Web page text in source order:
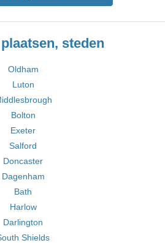
steden
Oldham
Luton
Bolton
Exeter
Salford
Doncaster
Dagenham
Bath
Harlow
Darlington
Shields